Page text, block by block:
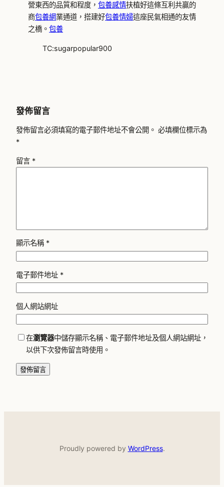
營東西的品質和程度， 包養感情扶植好這條互利共贏的
商包養網業通道，搭建好包養情婦這座民氣相通的友情
之橋。 包養
TC:sugarpopular900
發佈留言
發佈留言必須填寫的電子郵件地址不會公開。 必填欄位標示為
*
留言 *
顯示名稱 *
電子郵件地址 *
個人網站網址
在瀏覽器中儲存顯示名稱、電子郵件地址及個人網站網址，
以供下次發佈留言時使用。
Proudly powered by WordPress.